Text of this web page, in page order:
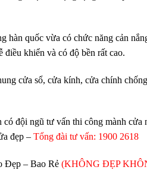
hàn quốc vừa có chức năng cản
khiển và có độ bền rất cao.
cửa sổ, cửa kính, cửa chính
có đội ngũ tư vấn thi công mành cửa
đẹp – Tổng đài tư vấn: 1900 2618
Đẹp – Bao Rẻ (KHÔNG ĐẸP